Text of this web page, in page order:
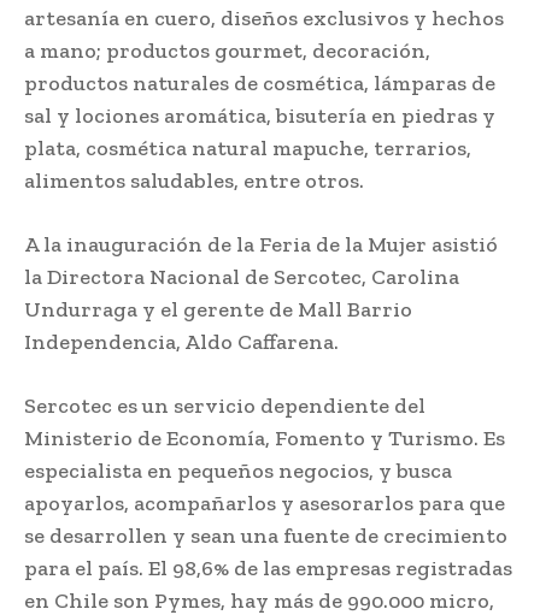
artesanía en cuero, diseños exclusivos y hechos
a mano; productos gourmet, decoración,
productos naturales de cosmética, lámparas de
sal y lociones aromática, bisutería en piedras y
plata, cosmética natural mapuche, terrarios,
alimentos saludables, entre otros.
A la inauguración de la Feria de la Mujer asistió
la Directora Nacional de Sercotec, Carolina
Undurraga y el gerente de Mall Barrio
Independencia, Aldo Caffarena.
Sercotec es un servicio dependiente del
Ministerio de Economía, Fomento y Turismo. Es
especialista en pequeños negocios, y busca
apoyarlos, acompañarlos y asesorarlos para que
se desarrollen y sean una fuente de crecimiento
para el país. El 98,6% de las empresas registradas
en Chile son Pymes, hay más de 990.000 micro,